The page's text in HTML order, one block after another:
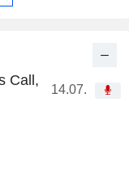
Call,
14.07.